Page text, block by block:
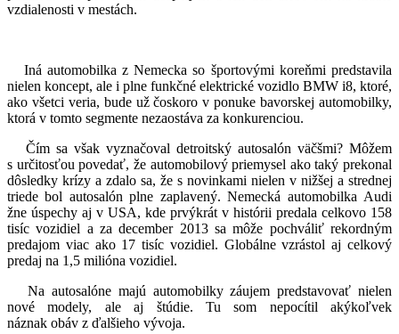
vzdialenosti v mestách.
Iná automobilka z Nemecka so športovými koreňmi predstavila
nielen koncept, ale i plne funkčné elektrické vozidlo BMW i8, ktoré,
ako všetci veria, bude už čoskoro v ponuke bavorskej automobilky,
ktorá v tomto segmente nezaostáva za konkurenciou.
Čím sa však vyznačoval detroitský autosalón väčšmi? Môžem
s určitosťou povedať, že automobilový priemysel ako taký prekonal
dôsledky krízy a zdalo sa, že s novinkami nielen v nižšej a strednej
triede bol autosalón plne zaplavený. Nemecká automobilka Audi
žne úspechy aj v USA, kde prvýkrát v histórii predala celkovo 158
tisíc vozidiel a za december 2013 sa môže pochváliť rekordným
predajom viac ako 17 tisíc vozidiel. Globálne vzrástol aj celkový
predaj na 1,5 milióna vozidiel.
Na autosalóne majú automobilky záujem predstavovať nielen
nové modely, ale aj štúdie. Tu som nepocítil akýkoľvek
náznak obáv z ďalšieho vývoja.